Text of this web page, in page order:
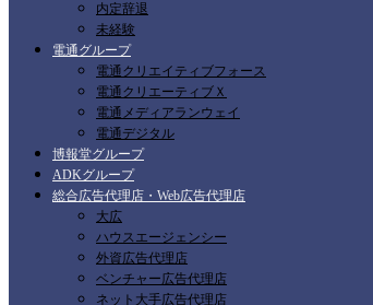
内定辞退
未経験
電通グループ
電通クリエイティブフォース
電通クリエーティブＸ
電通メディアランウェイ
電通デジタル
博報堂グループ
ADKグループ
総合広告代理店・Web広告代理店
大広
ハウスエージェンシー
外資広告代理店
ベンチャー広告代理店
ネット大手広告代理店